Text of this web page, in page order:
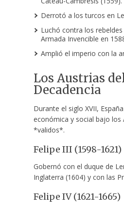
Derrotó a los turcos en
Luchó contra los
Armada Invencible en
Amplió el imperio con la
Los Austrias
Decadencia
Durante el siglo XVII,
económica y social bajo los
*validos*.
Felipe III (1598-1621)
Gobernó con el duque de
Inglaterra (1604) y con las
Felipe IV (1621-1665)